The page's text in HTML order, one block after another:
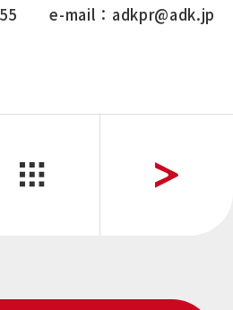
e-mail：adkpr@adk.jp